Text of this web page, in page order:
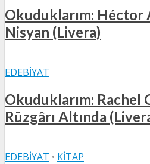
Okuduklarım: Héctor
Nisyan (Livera)
EDEBIYAT
Okuduklarım: Rachel
Rüzgârı Altında
EDEBIYAT • KITAP